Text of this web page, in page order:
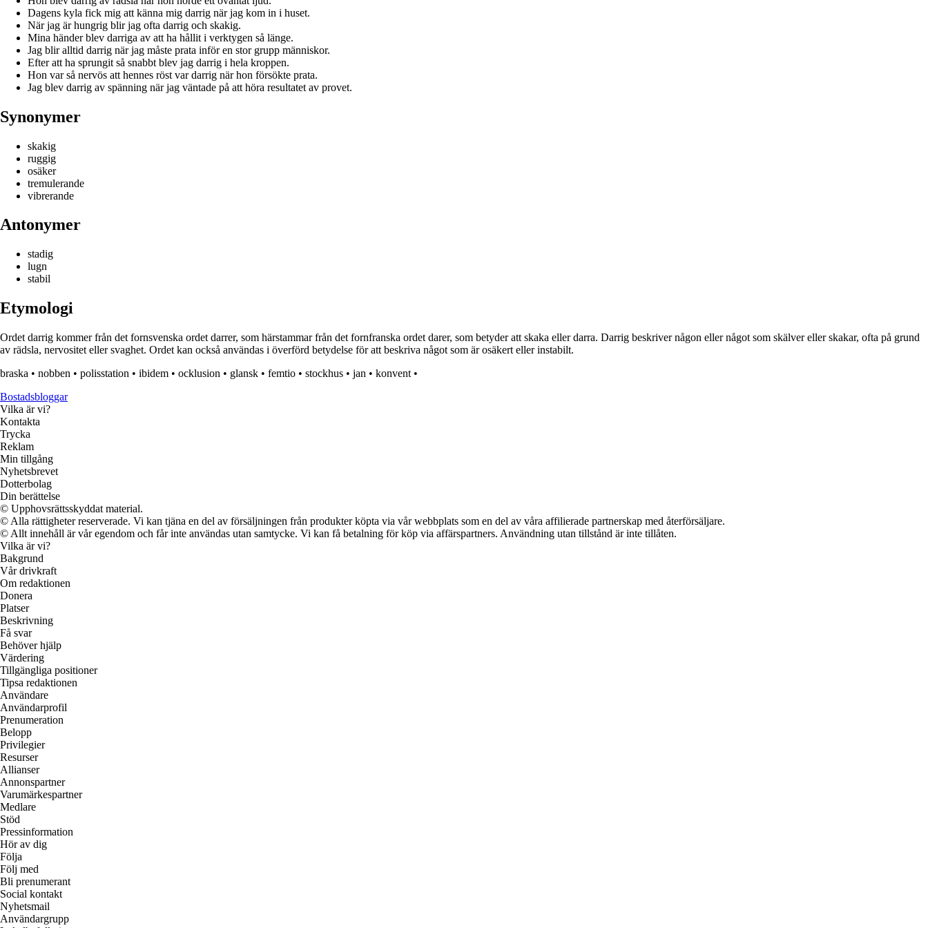
Dagens kyla fick mig att känna mig darrig när jag kom in i huset.
När jag är hungrig blir jag ofta darrig och skakig.
Mina händer blev darriga av att ha hållit i verktygen så länge.
Jag blir alltid darrig när jag måste prata inför en stor grupp människor.
Efter att ha sprungit så snabbt blev jag darrig i hela kroppen.
Hon var så nervös att hennes röst var darrig när hon försökte prata.
Jag blev darrig av spänning när jag väntade på att höra resultatet av provet.
Synonymer
skakig
ruggig
osäker
tremulerande
vibrerande
Antonymer
stadig
lugn
stabil
Etymologi
Ordet darrig kommer från det fornsvenska ordet darrer, som härstammar från det fornfranska ordet darer, som betyder att skaka eller darra. Darrig beskriver någon eller något som skälver eller skakar, ofta på grund
av rädsla, nervositet eller svaghet. Ordet kan också användas i överförd betydelse för att beskriva något som är osäkert eller instabilt.
braska • nobben • polisstation • ibidem • ocklusion • glansk • femtio • stockhus • jan • konvent •
Bostadsbloggar
Vilka är vi?
Kontakta
Trycka
Reklam
Min tillgång
Nyhetsbrevet
Dotterbolag
Din berättelse
© Upphovsrättsskyddat material.
© Alla rättigheter reserverade. Vi kan tjäna en del av försäljningen från produkter köpta via vår webbplats som en del av våra affilierade partnerskap med återförsäljare.
© Allt innehåll är vår egendom och får inte användas utan samtycke. Vi kan få betalning för köp via affärspartners. Användning utan tillstånd är inte tillåten.
Vilka är vi?
Bakgrund
Vår drivkraft
Om redaktionen
Donera
Platser
Beskrivning
Få svar
Behöver hjälp
Värdering
Tillgängliga positioner
Tipsa redaktionen
Användare
Användarprofil
Prenumeration
Belopp
Privilegier
Resurser
Allianser
Annonspartner
Varumärkespartner
Medlare
Stöd
Pressinformation
Hör av dig
Följa
Följ med
Bli prenumerant
Social kontakt
Nyhetsmail
Användargrupp